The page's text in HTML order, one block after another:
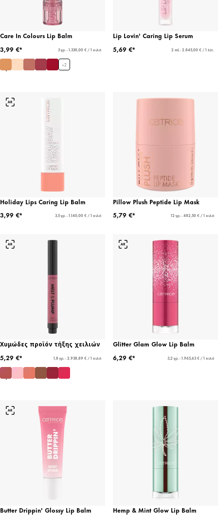
Care In Colours Lip Balm
3,99 €*
3 γρ. - 1.330,00 € / 1 κιλό
+2
Lip Lovin' Caring Lip Serum
5,69 €*
2 mL - 2.845,00 € / 1 λίτ.
Holiday Lips Caring Lip Balm
3,99 €*
3,5 γρ. - 1.140,00 € / 1 κιλό
Pillow Plush Peptide Lip Mask
5,79 €*
12 γρ. - 482,50 € / 1 κιλό
Χυμώδες προϊόν τήξης χειλιών
5,29 €*
1,8 γρ. - 2.938,89 € / 1 κιλό
Glitter Glam Glow Lip Balm
6,29 €*
3,2 γρ. - 1.965,63 € / 1 κιλό
Butter Drippin' Glossy Lip Balm
Hemp & Mint Glow Lip Balm